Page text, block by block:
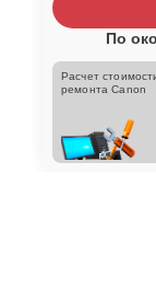
По
Расчет
ремонта Canon